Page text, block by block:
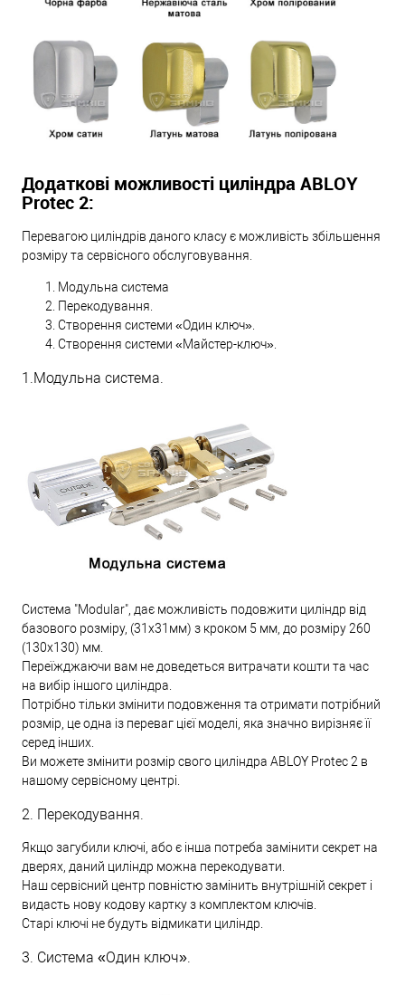
Додаткові можливості циліндра ABLOY
Protec 2:
Перевагою циліндрів даного класу є можливість збільшення
розміру та сервісного обслуговування.
Модульна система
Перекодування.
Створення системи «Один ключ».
Створення системи «Майстер-ключ».
1.Модульна система.
Система "Modular", дає можливість подовжити циліндр від
базового розміру, (31х31мм) з кроком 5 мм, до розміру 260
(130х130) мм.
Переїжджаючи вам не доведеться витрачати кошти та час
на вибір іншого циліндра.
Потрібно тільки змінити подовження та отримати потрібний
розмір, це одна із переваг цієї моделі, яка значно вирізняє її
серед інших.
Ви можете змінити розмір свого циліндра ABLOY Protec 2 в
нашому сервісному центрі.
2. Перекодування.
Якщо загубили ключі, або є інша потреба замінити секрет на
дверях, даний циліндр можна перекодувати.
Наш сервісний центр повністю замінить внутрішній секрет і
видасть нову кодову картку з комплектом ключів.
Старі ключі не будуть відмикати циліндр.
3. Система «Один ключ».